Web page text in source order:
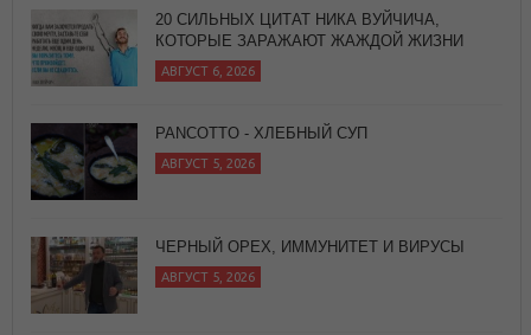
PANCOTTO - ХЛЕБНЫЙ СУП
АВГУСТ 5, 2026
ЧЕРНЫЙ ОРЕХ, ИММУНИТЕТ И ВИРУСЫ
АВГУСТ 5, 2026
СУП МИНЕСТРОНЕ (ВАРИАЦИЯ)
АВГУСТ 6, 2026